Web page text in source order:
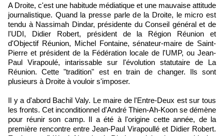
A Droite, c'est une habitude médiatique et une mauvaise attitude
journalistique. Quand la presse parle de la Droite, le micro est
tendu à Nassimah Dindar, présidente du Conseil général et de
l'UDI, Didier Robert, président de la Région Réunion et
d'Objectif Réunion, Michel Fontaine, sénateur-maire de Saint-
Pierre et président de la Fédération locale de l'UMP, ou Jean-
Paul Virapoulé, intarissable sur l'évolution statutaire de La
Réunion. Cette "tradition" est en train de changer. Ils sont
plusieurs à Droite à vouloir s'imposer.
Il y a d'abord Bachil Valy. Le maire de l'Entre-Deux est sur tous
les fronts. Cet inconditionnel d'André Thien-Ah-Koon se démène
pour réunir son camp. Il a été à l'origine cette année, de la
première rencontre entre Jean-Paul Virapoullé et Didier Robert.